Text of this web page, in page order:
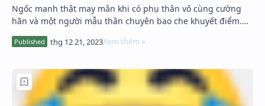
Ngốc manh thật may mắn khi có phụ thân vô cùng cường
hãn và một người mẫu thân chuyên bao che khuyết điểm.
Đệ đệ quần là áo lụa luôn muốn…